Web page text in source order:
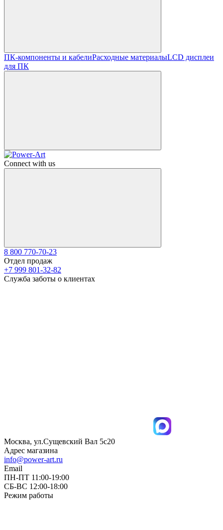
ПК-компоненты и кабелиРасходные материалыLCD дисплеи
для ПК
Connect with us
8 800 770-70-23
Отдел продаж
+7 999 801-32-82
Служба заботы о клиентах
Москва, ул.Сущевский Вал 5с20
Адрес магазина
info@power-art.ru
Email
ПН-ПТ 11:00-19:00
СБ-ВС 12:00-18:00
Режим работы